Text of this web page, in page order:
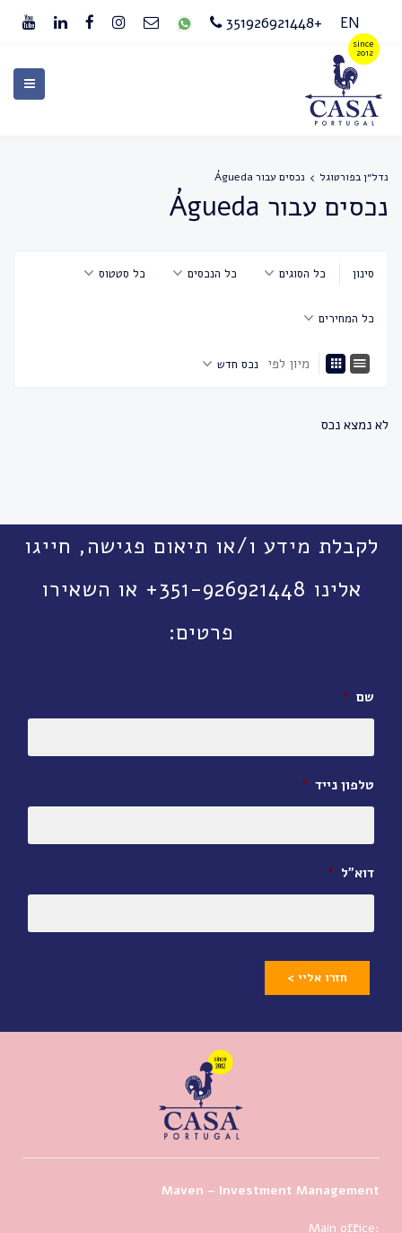
EN
+351926921448
נדל״ן בפורטוגל נכסים עבור Águeda
נכסים עבור Águeda
סינון כל הסוגים כל הנכסים כל סטטוס
כל המחירים
מיון לפי נכס חדש
לא נמצא נכס
לקבלת מידע ו/או תיאום פגישה, חייגו
אלינו 351-926921448+ או השאירו
פרטים:
שם *
טלפון נייד *
דוא״ל *
חזרו אליי >
Maven – Investment Management
Main office: